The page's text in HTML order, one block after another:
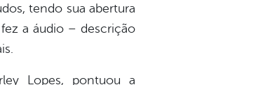
tendo sua abertura
a áudio – descrição
Lopes, pontuou a